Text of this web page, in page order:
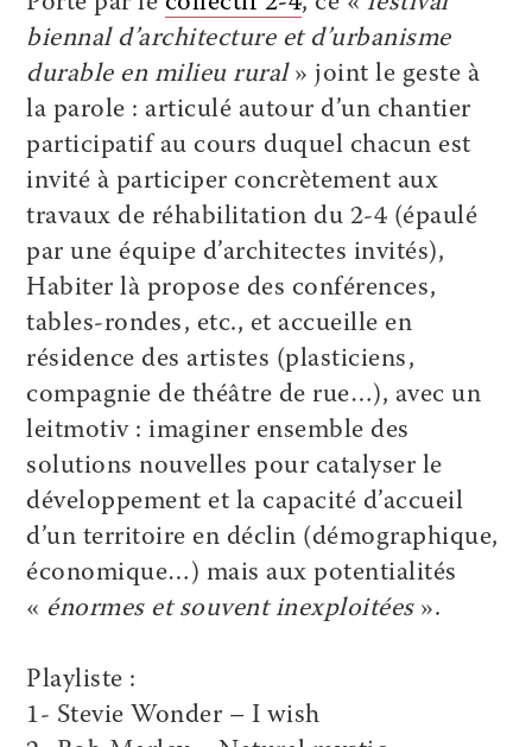
biennal d’architecture et d’urbanisme
durable en milieu rural» joint le geste à
la parole : articulé autour d’un chantier
participatif au cours duquel chacun est
invité à participer concrètement aux
travaux de réhabilitation du 2-4 (épaulé
par une équipe d’architectes invités),
Habiter là propose des conférences,
tables-rondes, etc., et accueille en
résidence des artistes (plasticiens,
compagnie de théâtre de rue…), avec un
leitmotiv : imaginer ensemble des
solutions nouvelles pour catalyser le
développement et la capacité d’accueil
d’un territoire en déclin (démographique,
économique…) mais aux potentialités
« énormes et souvent inexploitées».
Playliste :
1- Stevie Wonder – I wish